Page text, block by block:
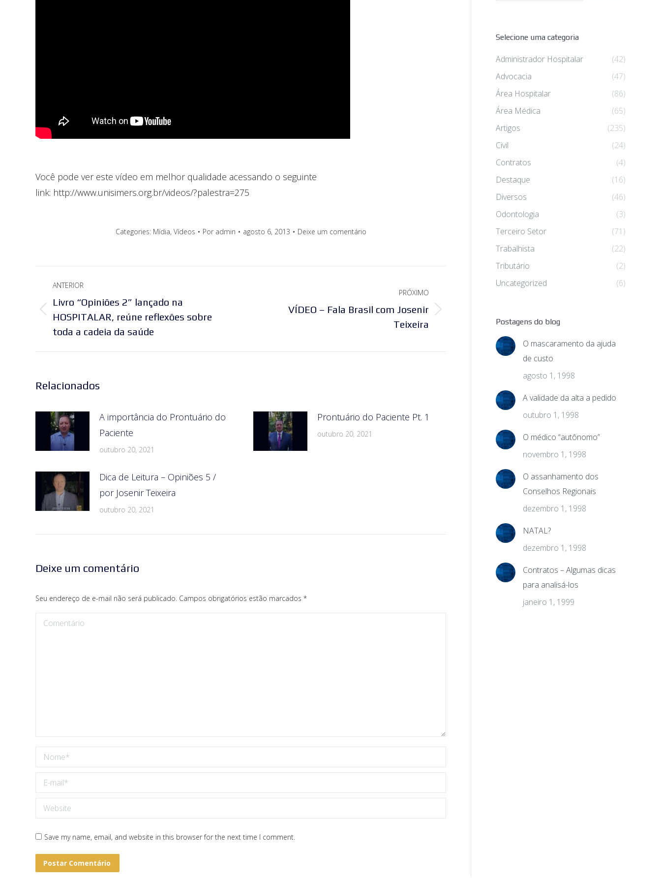
Você pode ver este vídeo em melhor qualidade acessando o seguinte
link: http://www.unisimers.org.br/videos/?palestra=275
Categories: Mídia, Vídeos Por admin agosto 6, 2013 Deixe um comentário
post:
ANTERIOR
Post
anterior:
Livro “Opiniões 2” lançado na
HOSPITALAR, reúne reflexões sobre
toda a cadeia da saúde
PRÓXIMO
VÍDEO – Fala Brasil com Josenir
Teixeira
Relacionados
A importância do Prontuário do
Paciente
outubro 20, 2021
Prontuário do Paciente Pt. 1
outubro 20, 2021
Dica de Leitura – Opiniões 5 /
por Josenir Teixeira
outubro 20, 2021
Deixe um comentário
Seu endereço de e-mail não será publicado. Campos obrigatórios estão marcados *
Comentário
Nome *
E-mail *
Website
Save my name, email, and website in this browser for the next time I comment.
Postar Comentário
Selecione uma categoria
Administrador Hospitalar
(42)
Advocacia
(47)
Área Hospitalar
(86)
Área Médica
(65)
Artigos
(235)
Civil
(24)
Contratos
(4)
Destaque
(16)
Diversos
(46)
Odontologia
(3)
Terceiro Setor
(71)
Trabalhista
(22)
Tributário
(2)
Uncategorized
(6)
Postagens do blog
O mascaramento da ajuda
de custo
agosto 1, 1998
A validade da alta a pedido
outubro 1, 1998
O médico “autônomo”
novembro 1, 1998
O assanhamento dos
Conselhos Regionais
dezembro 1, 1998
NATAL?
dezembro 1, 1998
Contratos – Algumas dicas
para analisá-los
janeiro 1, 1999